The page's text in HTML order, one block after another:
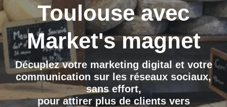
Toulouseavec
Market's magnet
Décuplez votre marketing digital et votre
communication sur les réseaux sociaux,
sans effort,
pour attirer plus de clients vers